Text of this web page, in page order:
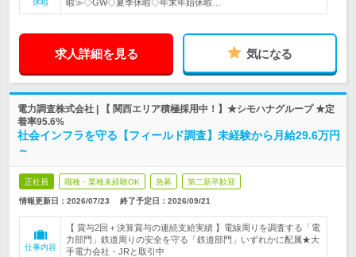
休暇
暇≫◇GW◇夏季休暇◇年末年始休暇…
求人詳細を見る 気になる
電力調査株式会社 | 【 関西エリア積極採用中！】★シモハナグループ ★定
着率95.6%
社会インフラを守る【フィールド調査】未経験から月給29.6万円
～
正社員 職種・業種未経験OK 急募 第二新卒歓迎
情報更新日：2026/07/23 終了予定日： 2026/09/21
仕事内容
【 賞与2回＋決算賞与の連続支給実績 】電線周りを調査する「電
力部門」鉄道周りの安全を守る「鉄道部門」いずれかに配属★大
手電力会社・JRと取引中